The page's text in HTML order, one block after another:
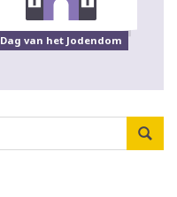
Dag van het Jodendom